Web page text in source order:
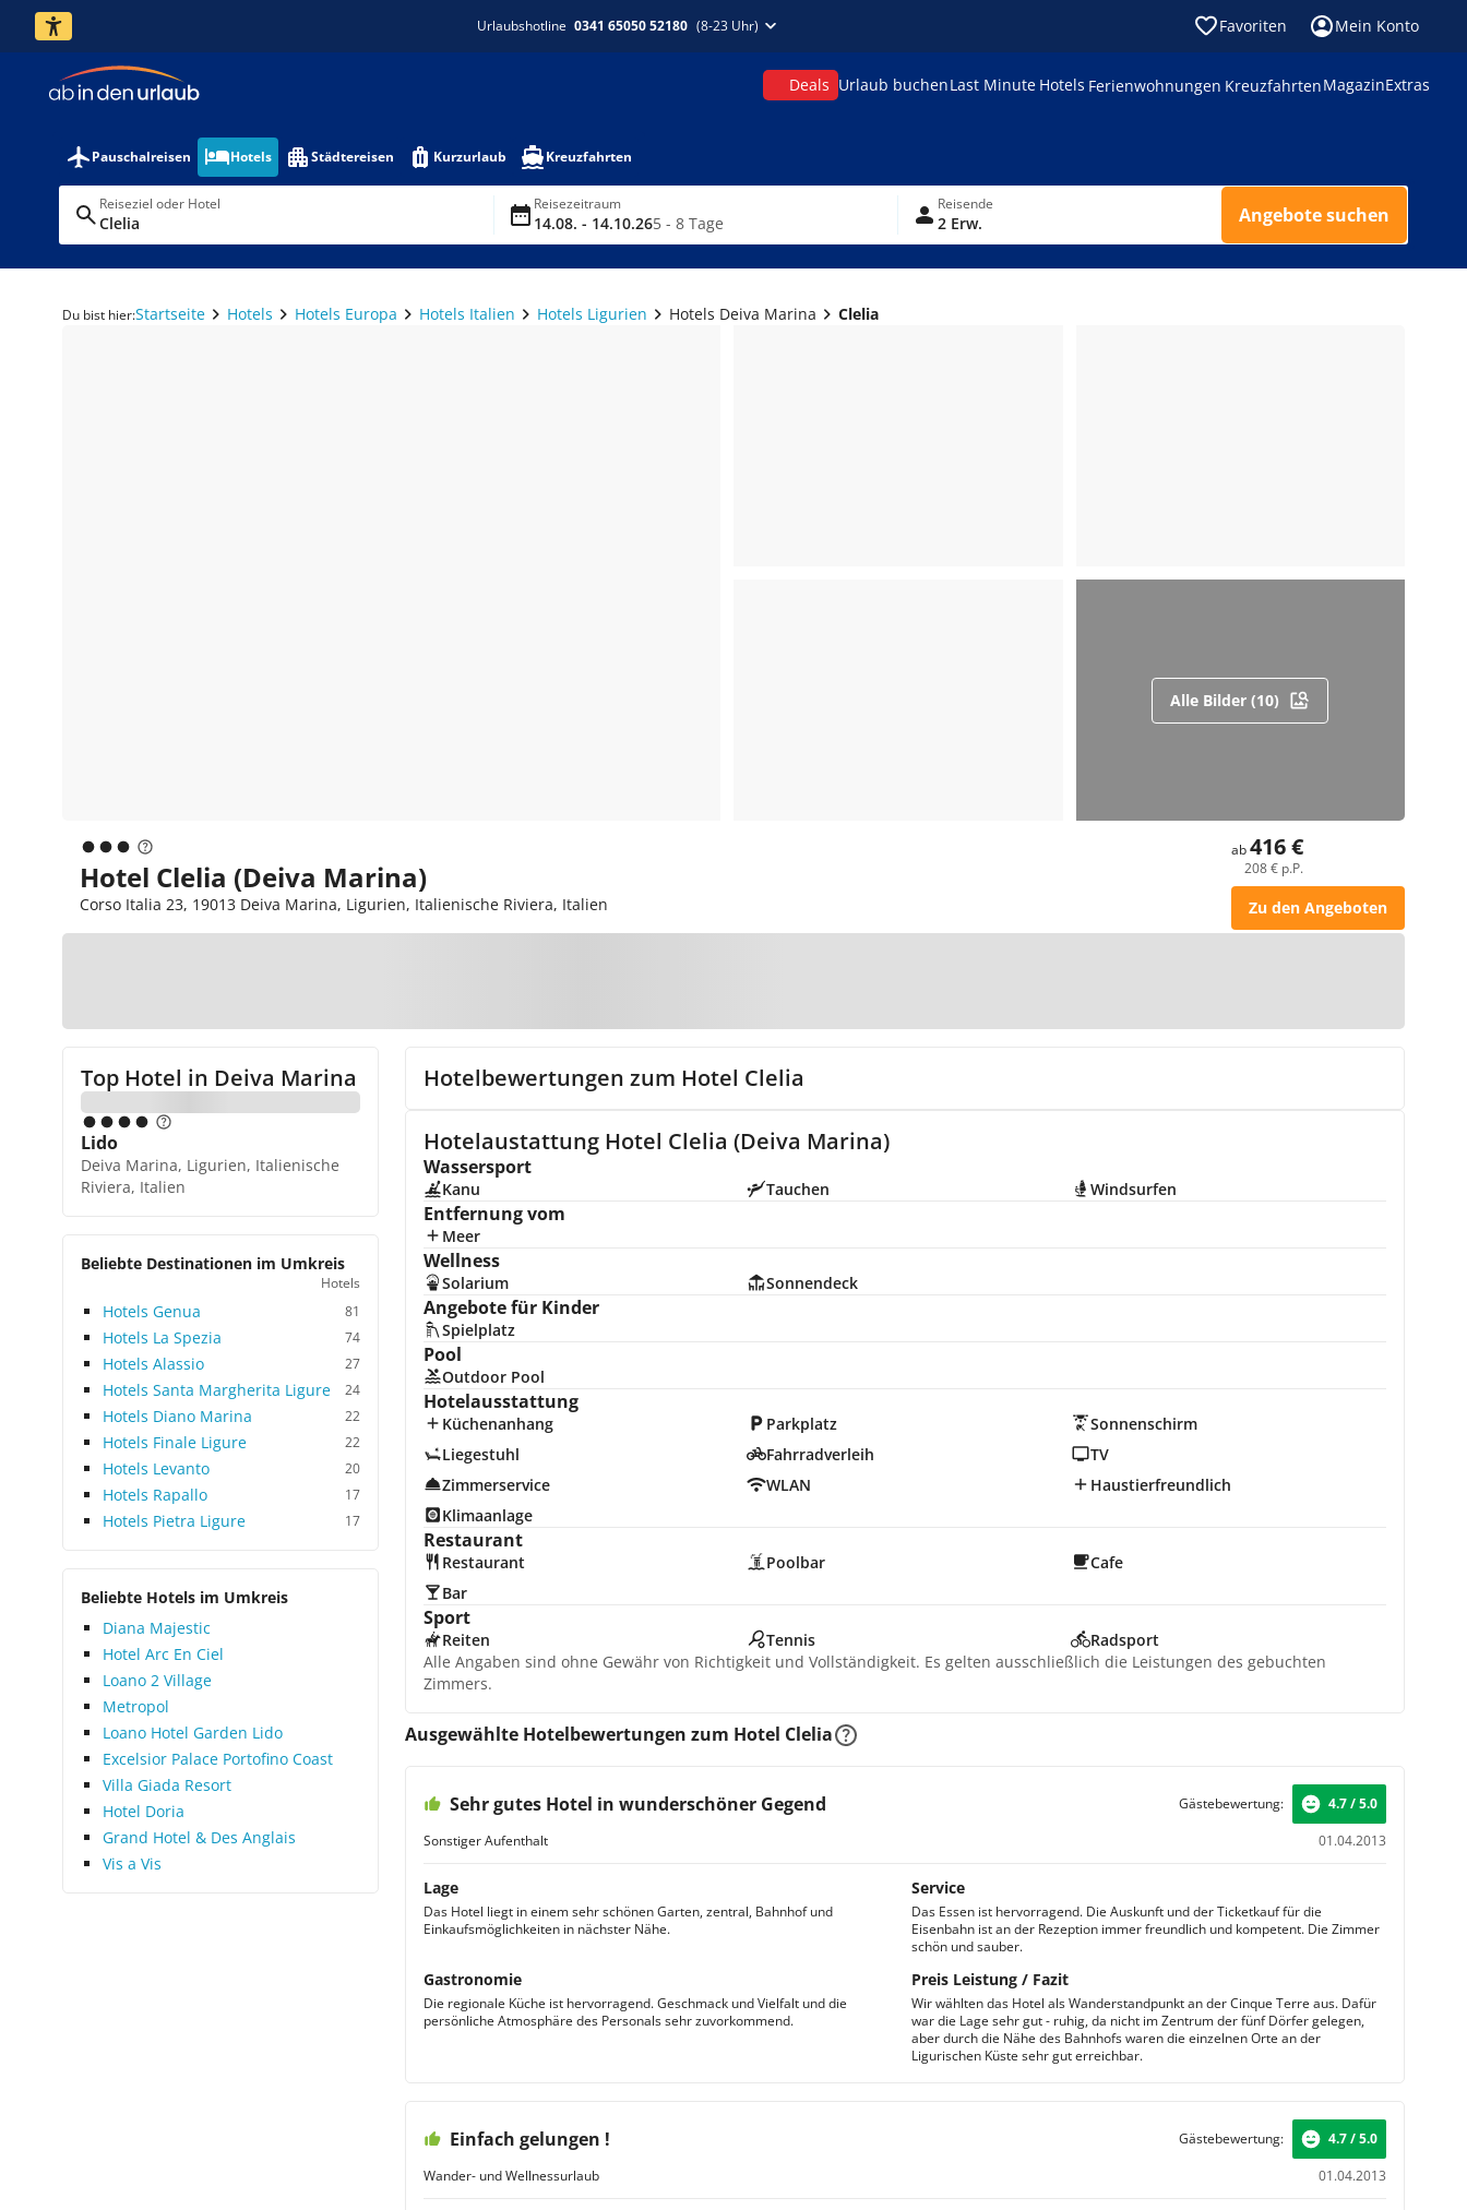
Urlaubshotline 0341 65050 52180 (8-23 Uhr) Favoriten Mein Konto
Deals Urlaub buchenLast Minute Hotels Ferienwohnungen KreuzfahrtenMagazinExtras
Pauschalreisen Hotels Städtereisen Kurzurlaub Kreuzfahrten
Reiseziel oder Hotel
Clelia
Reisezeitraum
14.08. - 14.10.265 - 8 Tage
Reisende
2 Erw. Angebote suchen
Du bist hier:Startseite Hotels Hotels Europa Hotels Italien Hotels Ligurien Hotels Deiva Marina Clelia
Alle Bilder (10)
Hotel Clelia (Deiva Marina)
Corso Italia 23, 19013 Deiva Marina, Ligurien, Italienische Riviera, Italien
ab416 €
208 € p.P.
Zu den Angeboten
Top Hotel in Deiva Marina
Lido
Deiva Marina, Ligurien, Italienische
Riviera, Italien
Beliebte Destinationen im Umkreis
Hotels
Hotels Genua 81
Hotels La Spezia 74
Hotels Alassio 27
Hotels Santa Margherita Ligure 24
Hotels Diano Marina 22
Hotels Finale Ligure 22
Hotels Levanto 20
Hotels Rapallo 17
Hotels Pietra Ligure 17
Beliebte Hotels im Umkreis
Diana Majestic
Hotel Arc En Ciel
Loano 2 Village
Metropol
Loano Hotel Garden Lido
Excelsior Palace Portofino Coast
Villa Giada Resort
Hotel Doria
Grand Hotel & Des Anglais
Vis a Vis
Hotelbewertungen zum Hotel Clelia
Hotelaustattung Hotel Clelia (Deiva Marina)
Wassersport
Kanu Tauchen Windsurfen
Entfernung vom
Meer
Wellness
Solarium Sonnendeck
Angebote für Kinder
Spielplatz
Pool
Outdoor Pool
Hotelausstattung
Küchenanhang Parkplatz
Sonnenschirm
Liegestuhl
Fahrradverleih
TV
Zimmerservice
WLAN
Haustierfreundlich
Klimaanlage
Restaurant
Restaurant Poolbar
Cafe
Bar
Sport
Reiten Tennis
Radsport
Alle Angaben sind ohne Gewähr von Richtigkeit und Vollständigkeit. Es gelten ausschließlich die Leistungen des gebuchten
Zimmers.
Ausgewählte Hotelbewertungen zum Hotel Clelia
Sehr gutes Hotel in wunderschöner Gegend
Sonstiger Aufenthalt 01.04.2013
Gästebewertung: 4.7 / 5.0
Lage
Das Hotel liegt in einem sehr schönen Garten, zentral, Bahnhof und
Einkaufsmöglichkeiten in nächster Nähe.
Service
Das Essen ist hervorragend. Die Auskunft und der Ticketkauf für die
Eisenbahn ist an der Rezeption immer freundlich und kompetent. Die Zimmer
schön und sauber.
Gastronomie
Die regionale Küche ist hervorragend. Geschmack und Vielfalt und die
persönliche Atmosphäre des Personals sehr zuvorkommend.
Preis Leistung / Fazit
Wir wählten das Hotel als Wanderstandpunkt an der Cinque Terre aus. Dafür
war die Lage sehr gut - ruhig, da nicht im Zentrum der fünf Dörfer gelegen,
aber durch die Nähe des Bahnhofs waren die einzelnen Orte an der
Ligurischen Küste sehr gut erreichbar.
Einfach gelungen !
Wander- und Wellnessurlaub 01.04.2013
Gästebewertung: 4.7 / 5.0